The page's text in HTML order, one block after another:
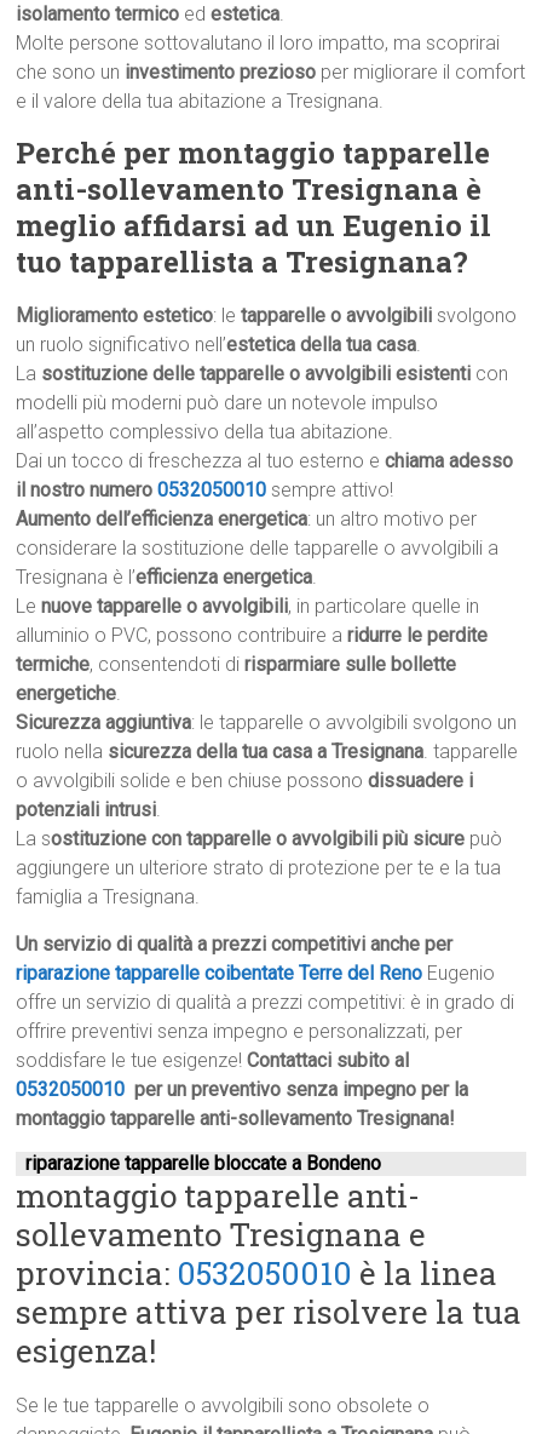
isolamento termico edestetica.
Molte persone sottovalutano il loro impatto, ma scoprirai
che sono un investimento prezioso per migliorare il comfort
e il valore della tua abitazione a Tresignana.
Perché per montaggio tapparelle
anti-sollevamento Tresignana è
meglio affidarsi ad un Eugenio il
tuo tapparellista a Tresignana?
Miglioramento estetico: letapparelle o avvolgibili svolgono
un ruolo significativo nell’estetica della tua casa.
La sostituzione delle tapparelle o avvolgibili esistenti con
modelli più moderni può dare un notevole impulso
all’aspetto complessivo della tua abitazione.
Dai un tocco di freschezza al tuo esterno echiama adesso
il nostro numero0532050010 sempre attivo!
Aumento dell’efficienza energetica: un altro motivo per
considerare la sostituzione delle tapparelle o avvolgibili a
Tresignana è l’efficienza energetica.
Lenuove tapparelle o avvolgibili, in particolare quelle in
alluminio o PVC, possono contribuire aridurre le perdite
termiche, consentendoti dirisparmiare sulle bollette
energetiche.
Sicurezza aggiuntiva: le tapparelle o avvolgibili svolgono un
ruolo nella sicurezza della tua casa a Tresignana. tapparelle
o avvolgibili solide e ben chiuse possonodissuadere i
potenziali intrusi.
La sostituzione con tapparelle o avvolgibili più sicure può
aggiungere un ulteriore strato di protezione per te e la tua
famiglia a Tresignana.
Un servizio di qualità a prezzi competitivi anche per
riparazione tapparelle coibentate Terre del Reno Eugenio
offre un servizio di qualità a prezzi competitivi: è in grado di
offrire preventivi senza impegno e personalizzati, per
soddisfare le tue esigenze!Contattaci subito al
0532050010 per un preventivo senza impegno per la
montaggio tapparelle anti-sollevamento Tresignana!
riparazione tapparelle bloccate a Bondeno
montaggio tapparelle anti-
sollevamento Tresignana e
provincia: 0532050010 è la linea
sempre attiva per risolvere la tua
esigenza!
Se le tue tapparelle o avvolgibili sono obsolete o